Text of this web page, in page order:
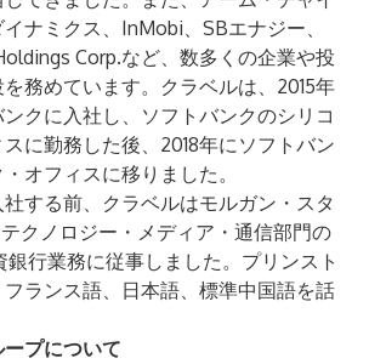
ナミクス、InMobi、SBエナジー、
Corp.など、数多くの企業や投
務めています。クラベルは、2015年
クに入社し、ソフトバンクのシリコ
に勤務した後、2018年にソフトバン
オフィスに移りました。
する前、クラベルはモルガン・スタ
クノロジー・メディア・通信部門の
行業務に従事しました。プリンスト
ランス語、日本語、標準中国語を話
プについて